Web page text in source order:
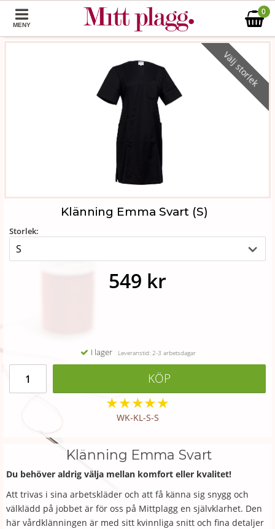
MENY
0
Välj storlek
Klänning Emma Svart (S)
Storlek:
549 kr
I lager Leveranstid: 2-3 arbetsdagar
KÖP
★★★★★
WK-KL-S-S
Klänning Emma Svart
Du behöver aldrig välja mellan komfort eller kvalitet!
Att trivas i sina arbetskläder och att få känna sig snygg och
välklädd på jobbet är för oss på Mittplagg en självklarhet. Den
här vårdklänningen är med sitt kvinnliga snitt och fina detaljer